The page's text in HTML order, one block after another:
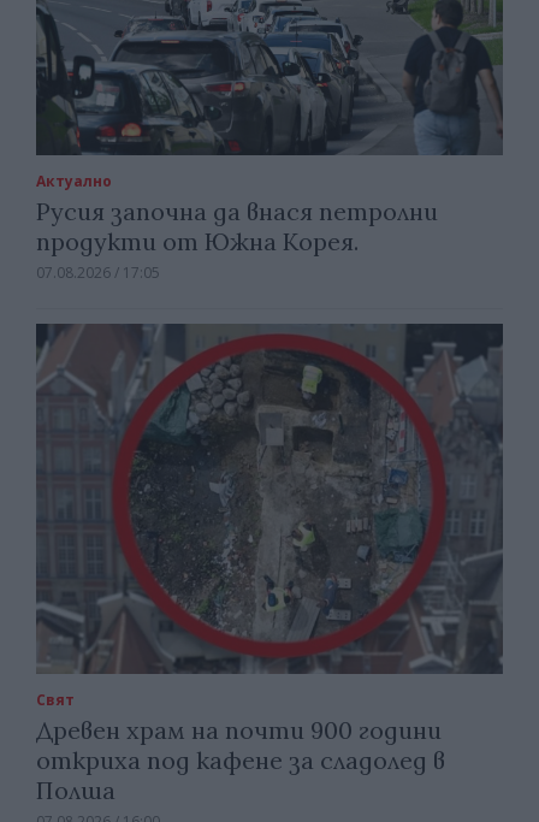
Актуално
Русия започна да внася петролни
продукти от Южна Корея.
07.08.2026 / 17:05
Свят
Древен храм на почти 900 години
откриха под кафене за сладолед в
Полша